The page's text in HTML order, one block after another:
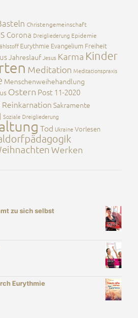
Christengemeinschaft
Corona Dreigliederung Epidemie
Eurythmie Evangelium Freiheit
JahreslaufJesus Karma Kinder
Meditation Meditationspraxis
Menschenweihehandlung
Ostern Post 11-2020
Reinkarnation Sakramente
Soziale Dreigliederung
Tod UkraineVorlesen
Werken
zu sich selbst
Eurythmie